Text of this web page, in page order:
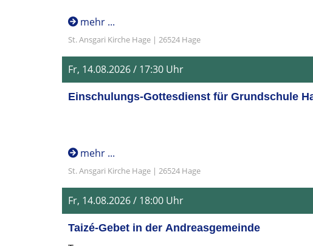
mehr ...
St. Ansgari Kirche Hage | 26524 Hage
Fr, 14.08.2026 / 17:30 Uhr
Einschulungs-Gottesdienst für Grundschule
mehr ...
St. Ansgari Kirche Hage | 26524 Hage
Fr, 14.08.2026 / 18:00 Uhr
Taizé-Gebet in der Andreasgemeinde